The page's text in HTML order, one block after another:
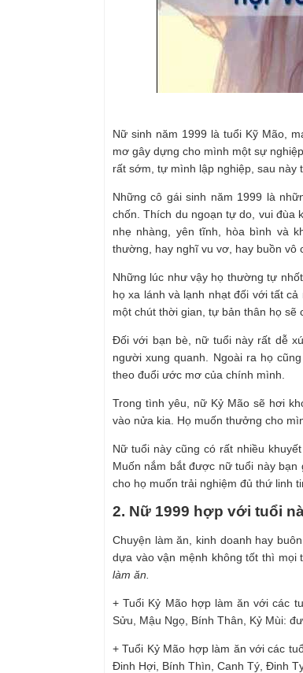
Nữ sinh năm 1999 là tuổi Kỹ Mão,
mơ gây dựng cho mình một sự
rất sớm, tự mình lập nghiệp, sau này
Những cô gái sinh năm 1999 là
chốn. Thích du ngoạn tự do, vui đùa
nhẹ nhàng, yên tĩnh, hòa bình và
thường, hay nghĩ vu vơ, hay buồn vô
Những lúc như vậy họ thường tự
họ xa lánh và lạnh nhạt đối với tất
một chút thời gian, tự bản thân họ sẽ
Đối với bạn bè, nữ tuổi này rất dễ
người xung quanh. Ngoài ra họ
theo đuổi ước mơ của chính mình.
Trong tình yêu, nữ Kỷ Mão sẽ hơi
vào nửa kia. Họ muốn thưởng cho
Nữ tuổi này cũng có rất nhiều
Muốn nắm bắt được nữ tuổi này
cho họ muốn trải nghiệm đủ thứ linh
2. Nữ 1999 hợp với tuổi
Chuyện làm ăn, kinh doanh hay
dựa vào vận mệnh không tốt thì mọi
làm ăn.
+ Tuổi Kỷ Mão hợp làm ăn với các
Sửu, Mậu Ngọ, Bính Thân, Kỷ Mùi:
+ Tuổi Kỷ Mão hợp làm ăn với các
Đinh Hợi, Bính Thìn, Canh Tý, Đinh